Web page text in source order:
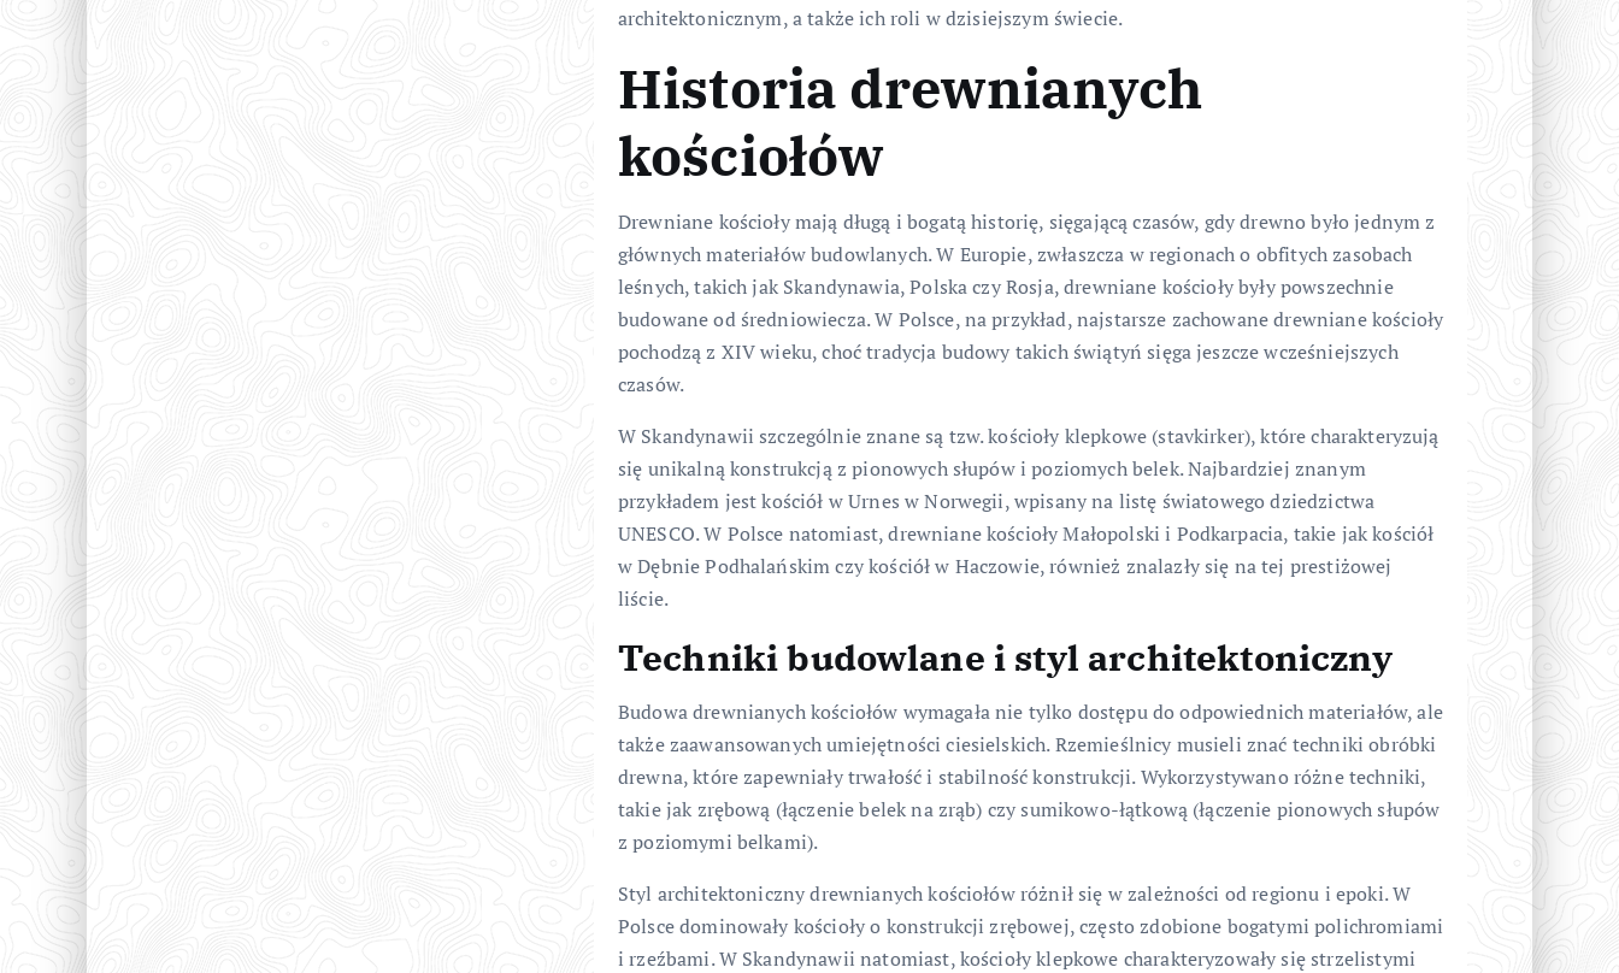
architektonicznym, a także ich roli w dzisiejszym świecie.
Historia drewnianych
kościołów
Drewniane kościoły mają długą i bogatą historię, sięgającą czasów, gdy drewno było jednym z
głównych materiałów budowlanych. W Europie, zwłaszcza w regionach o obfitych zasobach
leśnych, takich jak Skandynawia, Polska czy Rosja, drewniane kościoły były powszechnie
budowane od średniowiecza. W Polsce, na przykład, najstarsze zachowane drewniane kościoły
pochodzą z XIV wieku, choć tradycja budowy takich świątyń sięga jeszcze wcześniejszych
czasów.
W Skandynawii szczególnie znane są tzw. kościoły klepkowe (stavkirker), które charakteryzują
się unikalną konstrukcją z pionowych słupów i poziomych belek. Najbardziej znanym
przykładem jest kościół w Urnes w Norwegii, wpisany na listę światowego dziedzictwa
UNESCO. W Polsce natomiast, drewniane kościoły Małopolski i Podkarpacia, takie jak kościół
w Dębnie Podhalańskim czy kościół w Haczowie, również znalazły się na tej prestiżowej
liście.
Techniki budowlane i styl architektoniczny
Budowa drewnianych kościołów wymagała nie tylko dostępu do odpowiednich materiałów, ale
także zaawansowanych umiejętności ciesielskich. Rzemieślnicy musieli znać techniki obróbki
drewna, które zapewniały trwałość i stabilność konstrukcji. Wykorzystywano różne techniki,
takie jak zrębową (łączenie belek na zrąb) czy sumikowo-łątkową (łączenie pionowych słupów
z poziomymi belkami).
Styl architektoniczny drewnianych kościołów różnił się w zależności od regionu i epoki. W
Polsce dominowały kościoły o konstrukcji zrębowej, często zdobione bogatymi polichromiami
i rzeźbami. W Skandynawii natomiast, kościoły klepkowe charakteryzowały się strzelistymi